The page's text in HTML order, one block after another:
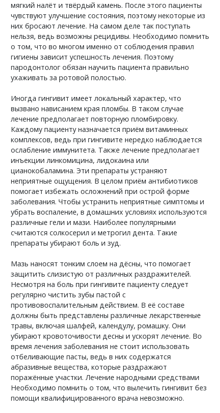
мягкий налёт и твёрдый камень. После этого пациенты
чувствуют улучшение состояния, поэтому некоторые из
них бросают лечение. На самом деле так поступать
нельзя, ведь возможны рецидивы. Необходимо помнить
о том, что во многом именно от соблюдения правил
гигиены зависит успешность лечения. Поэтому
пародонтолог обязан научить пациента правильно
ухаживать за ротовой полостью.
Иногда гингивит имеет локальный характер, что
вызвано нависанием края пломбы. В таком случае
лечение предполагает повторную пломбировку.
Каждому пациенту назначается приём витаминных
комплексов, ведь при гингивите нередко наблюдается
ослабление иммунитета. Также лечение предполагает
инъекции линкомицина, лидокаина или
цианокобаламина. Эти препараты устраняют
неприятные ощущения. В целом приём антибиотиков
помогает избежать осложнений при острой форме
заболевания. Чтобы устранить неприятные симптомы и
убрать воспаление, в домашних условиях используются
различные гели и мази. Наиболее популярными
считаются солкосерил и метрогил дента. Такие
препараты убирают боль и зуд.
Мазь наносят тонким слоем на дёсны, что помогает
защитить слизистую от различных раздражителей.
Несмотря на боль при гингивите пациенту следует
регулярно чистить зубы пастой с
противовоспалительным действием. В её составе
должны быть представлены различные лекарственные
травы, включая шалфей, календулу, ромашку. Они
убирают кровоточивости десны и ускорят лечение. Во
время лечения заболевания не стоит использовать
отбеливающие пасты, ведь в них содержатся
абразивные вещества, которые раздражают
поражённые участки. Лечение народными средствами
Необходимо помнить о том, что вылечить гингивит без
помощи квалифицированного врача невозможно.